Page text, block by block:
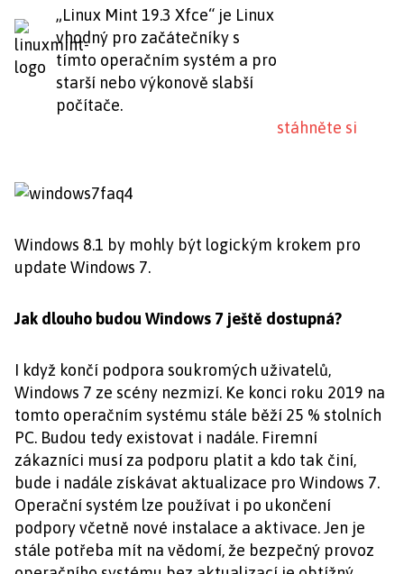
„Linux Mint 19.3 Xfce“ je Linux
vhodný pro začátečníky s
tímto operačním systém a pro
starší nebo výkonově slabší
počítače.
stáhněte si
Windows 8.1 by mohly být logickým krokem pro
update Windows 7.
Jak dlouho budou Windows 7 ještě dostupná?
I když končí podpora soukromých uživatelů,
Windows 7 ze scény nezmizí. Ke konci roku 2019 na
tomto operačním systému stále běží 25 % stolních
PC. Budou tedy existovat i nadále. Firemní
zákazníci musí za podporu platit a kdo tak činí,
bude i nadále získávat aktualizace pro Windows 7.
Operační systém lze používat i po ukončení
podpory včetně nové instalace a aktivace. Jen je
stále potřeba mít na vědomí, že bezpečný provoz